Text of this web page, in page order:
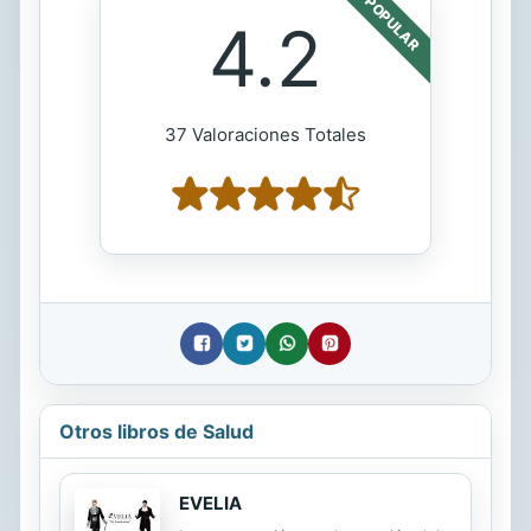
POPULAR
4.2
37 Valoraciones Totales
Otros libros de Salud
EVELIA